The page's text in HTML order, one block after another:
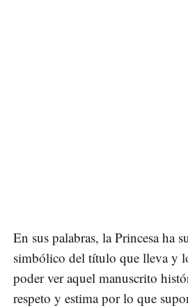
En sus palabras, la Princesa ha
simbólico del título que lleva y
poder ver aquel manuscrito
respeto y estima por lo que